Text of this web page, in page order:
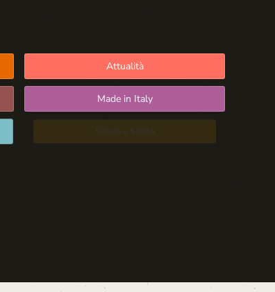
Attualità
Made in Italy
Salute e Sanità